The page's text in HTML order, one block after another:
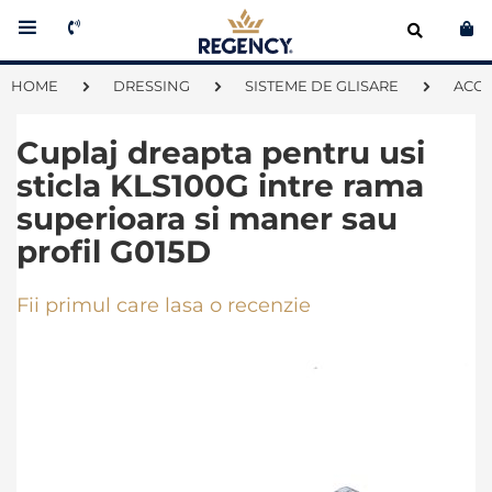
HOME DRESSING SISTEME DE GLISARE
Cuplaj dreapta pentru usi
sticla KLS100G intre rama
superioara si maner sau
profil G015D
Fii primul care lasa o recenzie